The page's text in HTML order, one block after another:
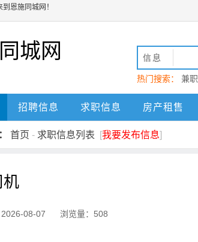
恩施同城网！
城网 信息
热门搜索： 兼职
动 恩施
招聘信息 求职信息 房产租售
首页 - 求职信息列表 [我要发布信息]
机
2026-08-07 浏览量：508